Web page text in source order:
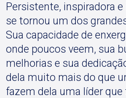
Persistente, inspiradora e
se tornou um dos
Sua capacidade de
onde poucos veem, sua
melhorias e sua
dela muito mais do que
fazem dela uma líder